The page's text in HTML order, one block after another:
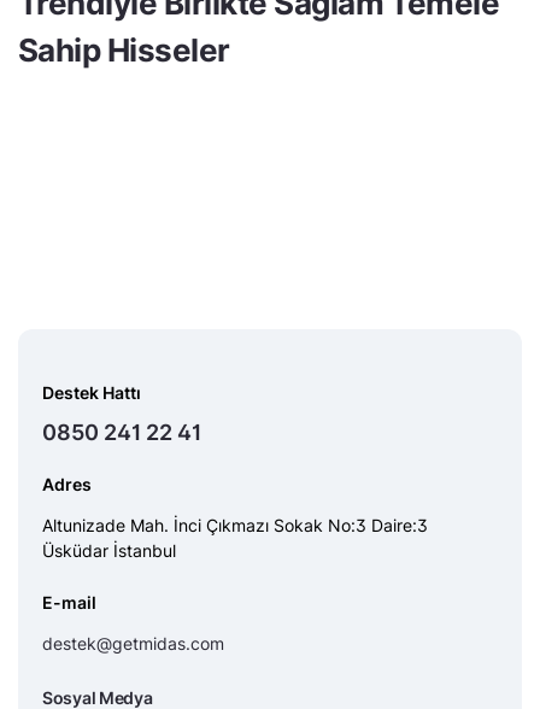
Sahip Hisseler
Destek Hattı
0850 241 22 41
Adres
Altunizade Mah. İnci Çıkmazı Sokak No:3 Daire:3
Üsküdar İstanbul
E-mail
destek@getmidas.com
Sosyal Medya